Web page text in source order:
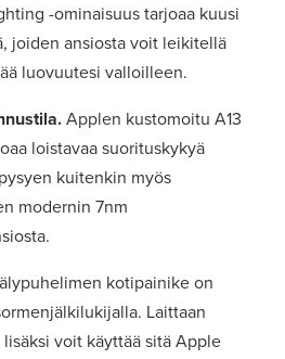
-ominaisuus tarjoaa kuusi
joiden ansiosta voit leikitellä
luovuutesi valloilleen.
Applen kustomoitu A13
loistavaa suorituskykyä
kuitenkin myös
modernin 7nm
kotipainike on
Laittaan
voit käyttää sitä Apple